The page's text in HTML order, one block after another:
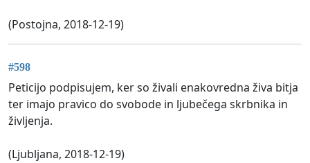
(Postojna, 2018-12-19)
#598
Peticijo podpisujem, ker so živali enakovredna živa bitja
ter imajo pravico do svobode in ljubečega skrbnika in
življenja.
(Ljubljana, 2018-12-19)